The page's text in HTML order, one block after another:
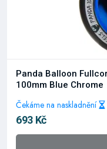
Panda Balloon
100mm Blue Chrome
Čekáme na naskladnění
693 Kč